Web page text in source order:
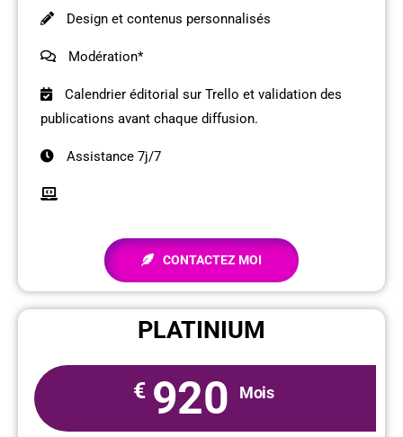
Design et contenus personnalisés
Modération*
Calendrier éditorial sur Trello et validation des
publications avant chaque diffusion.
Assistance 7j/7
CONTACTEZ MOI
PLATINIUM
€ 920 Mois